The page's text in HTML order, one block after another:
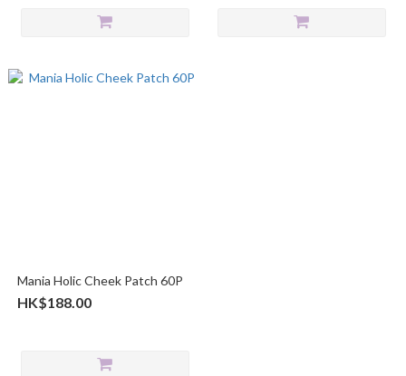
Mania Holic Cheek Patch 60P
HK$188.00